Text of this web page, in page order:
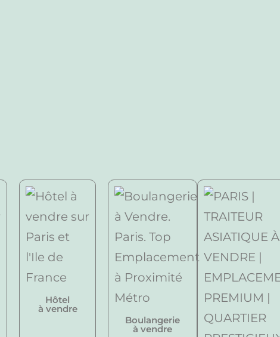
Hôtel
à vendre
Boulangerie
à vendre